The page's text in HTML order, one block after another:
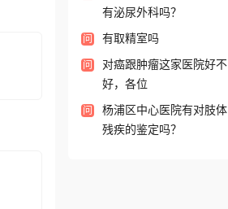
研究
感
有泌尿外科吗？
问 有取精室吗
问
对癌跟肿瘤这家医院好不
好，各位
问
杨浦区中心医院有对肢体
残疾的鉴定吗？